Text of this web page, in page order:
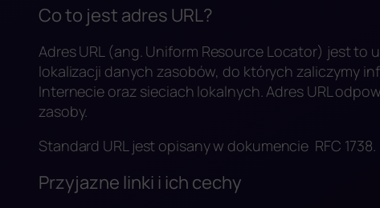
Co to jest adres URL?
Adres URL (ang. Uniform Resource Locator) jest to
lokalizacji danych zasobów, do których zaliczymy
Internecie oraz sieciach lokalnych. Adres URL
zasoby.
Standard URL jest opisany w dokumencie RFC 1738.
Przyjazne linki i ich cechy